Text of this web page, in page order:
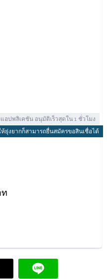
อปพลิเคชัน อนุมัติเร็วสุดใน 1 ชั่วโมง
ยุ่งยากก็สามารถยื่นสมัครขอสินเชื่อได้
ท